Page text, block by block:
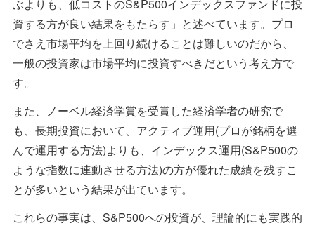
ぶよりも、低コストのS&P500インデックスファンドに投
資する方が良い結果をもたらす」と述べています。プロ
でさえ市場平均を上回り続けることは難しいのだから、
一般の投資家は市場平均に投資すべきだという考え方で
す。
また、ノーベル経済学賞を受賞した経済学者の研究で
も、長期投資において、アクティブ運用(プロが銘柄を選
んで運用する方法)よりも、インデックス運用(S&P500の
ような指数に連動させる方法)の方が優れた成績を残すこ
とが多いという結果が出ています。
これらの事実は、S&P500への投資が、理論的にも実践的